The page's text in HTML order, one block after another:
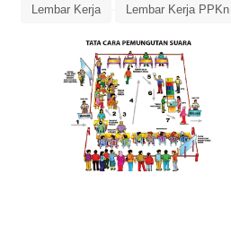
Lembar Kerja Lembar Kerja PPKn
Media Pembelajaran